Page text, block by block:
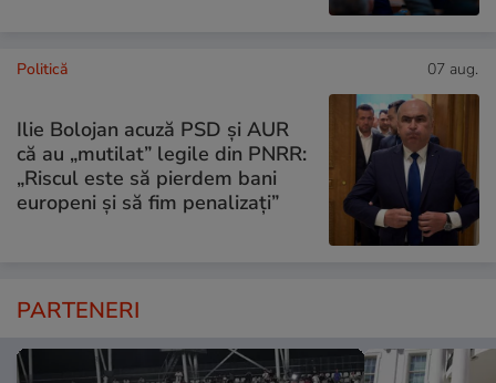
Politică 07 aug.
Ilie Bolojan acuză PSD și AUR
că au „mutilat” legile din PNRR:
„Riscul este să pierdem bani
europeni și să fim penalizați”
PARTENERI